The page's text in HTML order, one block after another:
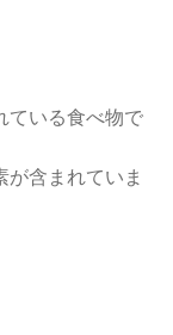
ている食べ物で
含まれていま